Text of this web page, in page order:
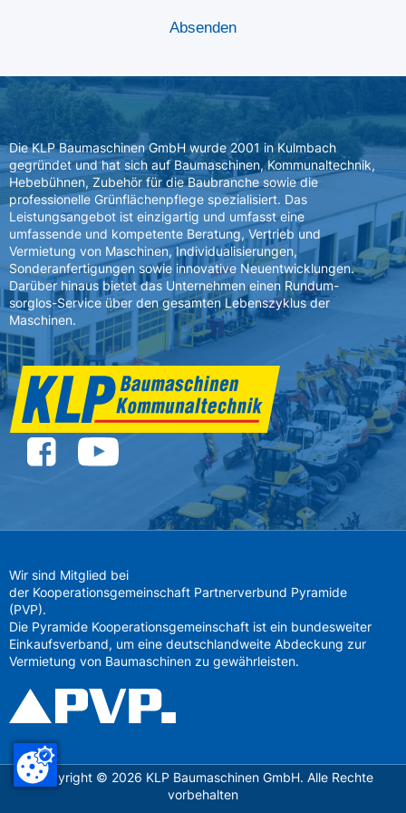
Die KLP Baumaschinen GmbH wurde 2001 in Kulmbach
gegründet und hat sich auf Baumaschinen, Kommunaltechnik,
Hebebühnen, Zubehör für die Baubranche sowie die
professionelle Grünflächenpflege spezialisiert. Das
Leistungsangebot ist einzigartig und umfasst eine
umfassende und kompetente Beratung, Vertrieb und
Vermietung von Maschinen, Individualisierungen,
Sonderanfertigungen sowie innovative Neuentwicklungen.
Darüber hinaus bietet das Unternehmen einen Rundum-
sorglos-Service über den gesamten Lebenszyklus der
Maschinen.
Wir sind Mitglied bei
der Kooperationsgemeinschaft Partnerverbund Pyramide
(PVP).
Die Pyramide Kooperationsgemeinschaft ist ein bundesweiter
Einkaufsverband, um eine deutschlandweite Abdeckung zur
Vermietung von Baumaschinen zu gewährleisten.
Copyright © 2026 KLP Baumaschinen GmbH. Alle Rechte
vorbehalten